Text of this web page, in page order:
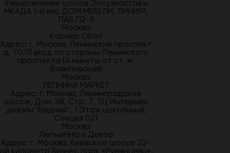
(пересечение шоссе Энтузиастов и
МКАДА 1-й км), ДОМ МЕБЕЛИ, ЛИНИЯ1,
ПАВ.П2-9
Москва
Корнер Oboi1
Адрес: г. Москва, Ленинский проспект
д. 70/11 вход со стороны Ленинского
проспекта (4 минуты от ст. м.
Вавиловская)
Москва
ЛЕПНИНА МАРКЕТ
Адрес: г. Москва, Ленинградское
шоссе, Дом. 58, Стр. 7, ТЦ Интерьер
дизайн "Водный", 1 Этаж цокольный,
Секция 021
Москва
ЛепниННа и Декор
Адрес: г. Москва, Киевское шоссе 22-
километр Бизнес парк «Румянцево»,